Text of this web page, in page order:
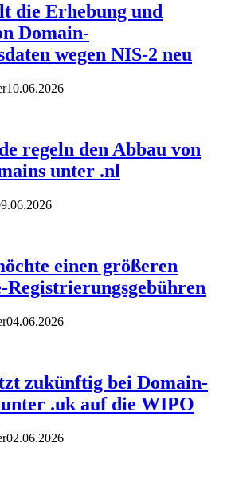
die Erhebung und
Domain-
wegen NIS-2 neu
10.06.2026
regeln den Abbau von
unter .nl
einen größeren
04.06.2026
zukünftig bei Domain-
.uk auf die WIPO
02.06.2026